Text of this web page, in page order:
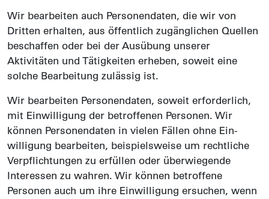
Wir bearbeiten auch Personen­daten, die wir von
Dritten erhalten, aus öffentlich zugäng­lichen Quellen
beschaffen oder bei der Ausübung unserer
Aktivitäten und Tätig­keiten erheben, soweit eine
solche Bearbeitung zulässig ist.
Wir bearbeiten Personen­daten, soweit erforderlich,
mit Ein­willigung der betroffenen Personen. Wir
können Personen­daten in vielen Fällen ohne Ein­
willigung bearbeiten, beispiels­weise um rechtliche
Ver­pflichtungen zu erfüllen oder über­wiegende
Interessen zu wahren. Wir können betroffene
Personen auch um ihre Ein­willigung ersuchen, wenn